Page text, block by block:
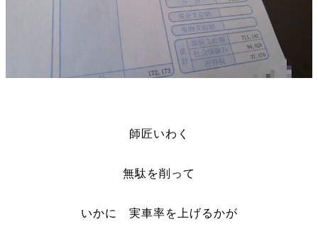
師匠いわく
無駄を削って
いかに 実車率を上げるかが